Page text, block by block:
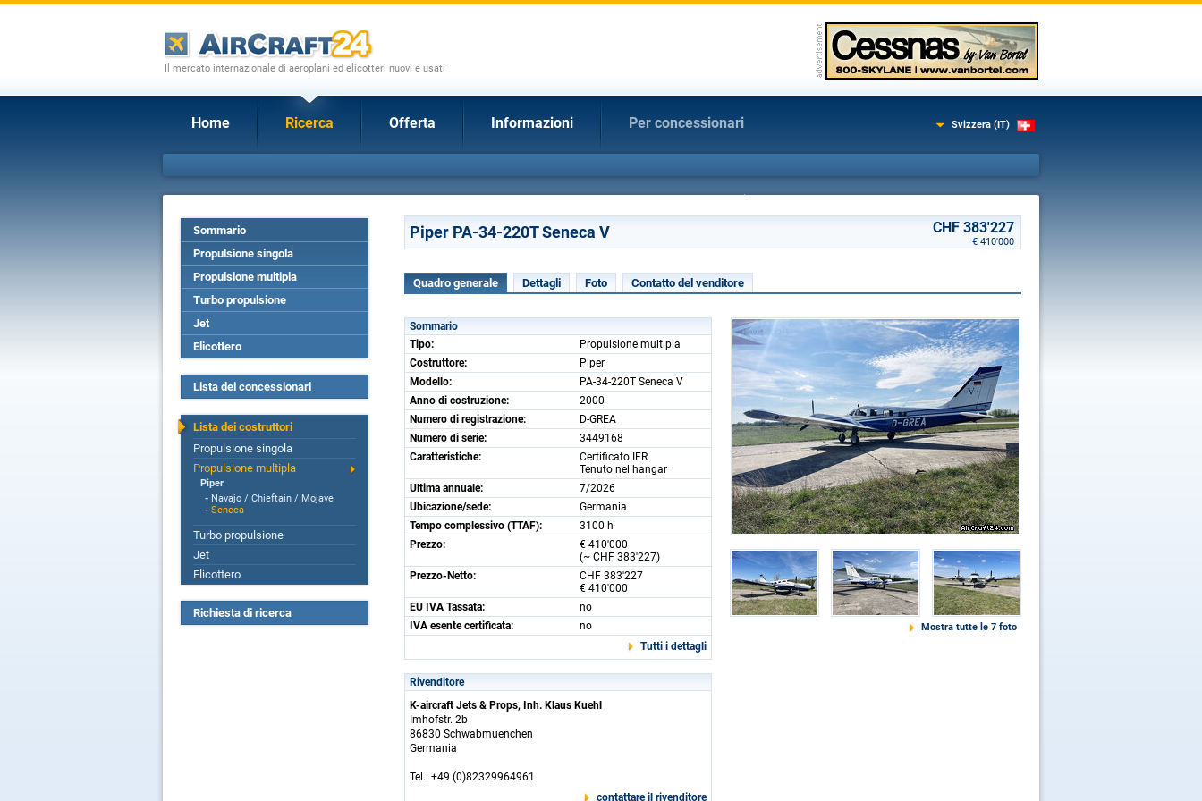
Il mercato internazionale di aeroplani ed elicotteri nuovi e usati
Home Ricerca Offerta Informazioni Per concessionari Svizzera (IT)
Sommario
Propulsione singola
Propulsione multipla
Turbo propulsione
Jet
Elicottero
Lista dei concessionari
Lista dei costruttori
Propulsione singola
Propulsione multipla
Piper
- Navajo / Chieftain / Mojave
- Seneca
Turbo propulsione
Jet
Elicottero
Richiesta di ricerca
Piper PA-34-220T Seneca V CHF 383'227
€ 410'000
Quadro generale Dettagli Foto Contatto del venditore
Sommario
Tipo:
Propulsione multipla
Costruttore:
Piper
Modello:
PA-34-220T Seneca V
Anno di costruzione:
2000
Numero di registrazione:
D-GREA
Numero di serie:
3449168
Caratteristiche:
Certificato IFR
Tenuto nel hangar
Ultima annuale:
7/2026
Ubicazione/sede:
Germania
Tempo complessivo (TTAF):
3100 h
Prezzo:
€ 410'000
(~ CHF 383'227)
Prezzo-Netto:
CHF 383'227
€ 410'000
EU IVA Tassata:
no
IVA esente certificata:
no
Tutti i dettagli
Rivenditore
K-aircraft Jets & Props, Inh. Klaus Kuehl
Imhofstr. 2b
86830 Schwabmuenchen
Germania
Tel.: +49 (0)82329964961
contattare il rivenditore
Mostra tutte le 7 foto